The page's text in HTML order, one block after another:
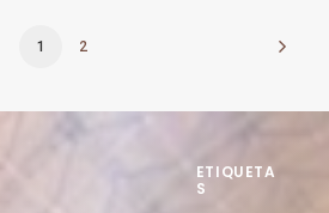
1 2
ETIQUETA
S